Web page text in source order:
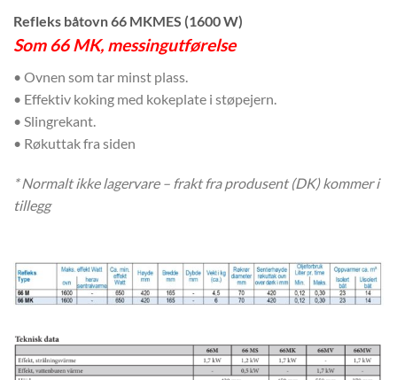
Refleks båtovn 66 MKMES (1600 W)
Som 66 MK, messingutførelse
• Ovnen som tar minst plass.
• Effektiv koking med kokeplate i støpejern.
• Slingrekant.
• Røkuttak fra siden
* Normalt ikke lagervare – frakt fra produsent (DK) kommer i
tillegg